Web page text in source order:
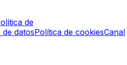
de
de datosPolítica de cookiesCanal